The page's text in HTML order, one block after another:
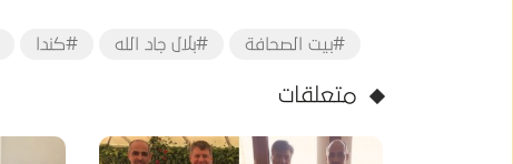
#بيت الصحافة #بلال جاد الله #كندا
متعلقات